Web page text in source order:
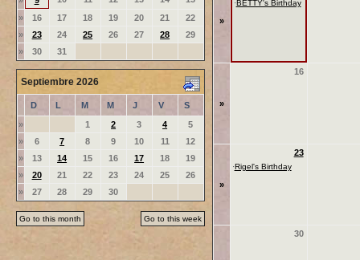
»
16 17 18 19 20 21
22
»
23 24 25 26 27 28
29
»
30 31
Septiembre 2026
D L M M J V
S
»
1 2 3 4
5
»
6 7 8 9 10 11
12
»
13 14 15 16 17 18
19
»
20 21 22 23 24 25
26
»
27 28 29 30
Go to this month Go to this week
»
·BETTY's Birthday
»
16
»
23
·Rigel's Birthday
30